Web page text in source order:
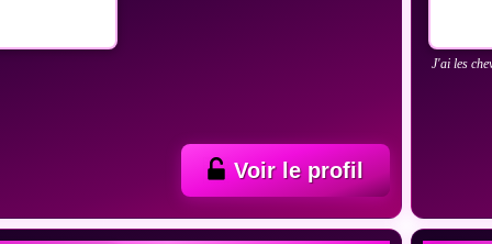
Voir le profil
J'ai les